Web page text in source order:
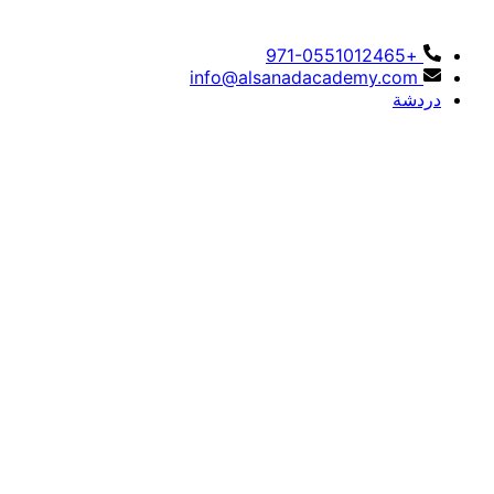
+971-0551012465
info@alsanadacademy.com
دردشة